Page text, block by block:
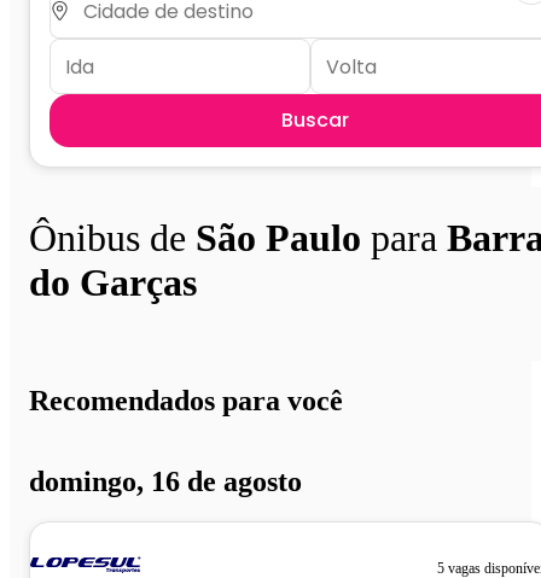
Buscar
Ônibus de São Paulo para
do Garças
Recomendados para você
domingo, 16 de agosto
5 vagas